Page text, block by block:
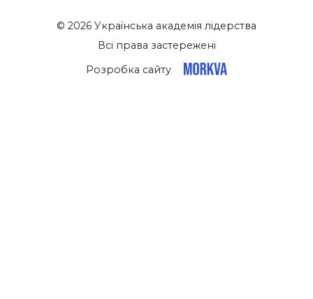
© 2026 Українська академія лідерства
Всі права застережені
Розробка сайту